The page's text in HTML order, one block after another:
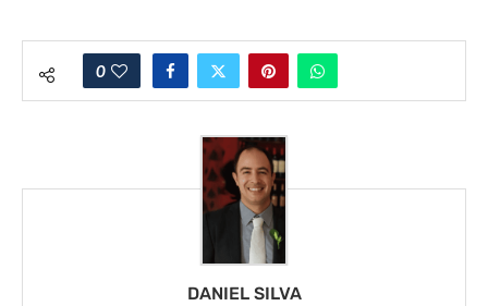
0
DANIEL SILVA